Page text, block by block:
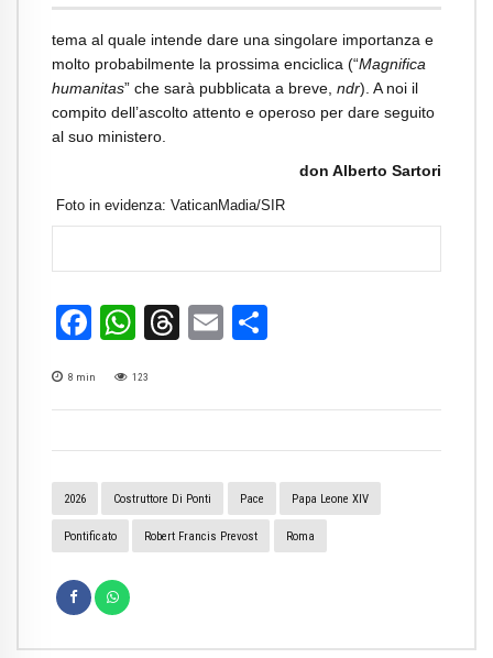
tema al quale intende dare una singolare importanza e
molto probabilmente la prossima enciclica (“Magnifica
humanitas” che sarà pubblicata a breve, ndr). A noi il
compito dell’ascolto attento e operoso per dare seguito
al suo ministero.
don Alberto Sartori
Foto in evidenza: VaticanMadia/SIR
Facebook
WhatsApp
Threads
Email
8 min 123
2026 Costruttore Di Ponti Pace Papa Leone XIV
Pontificato Robert Francis Prevost Roma